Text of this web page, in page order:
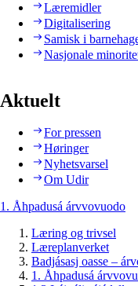
Læremidler
Digitalisering
Samisk i
Nasjonale
Aktuelt
For pressen
Høringer
Nyhetsvarsel
Om Udir
1. Åhpadusá árvvovuodo
Læring og trivsel
Læreplanverket
Badjásasj oasse –
1. Åhpadusá